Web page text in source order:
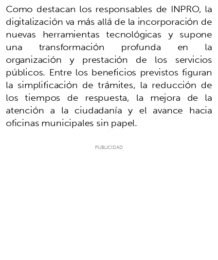
Como destacan los responsables de INPRO, la
digitalización va más allá de la incorporación de
nuevas herramientas tecnológicas y supone
una transformación profunda en la
organización y prestación de los servicios
públicos. Entre los beneficios previstos figuran
la simplificación de trámites, la reducción de
los tiempos de respuesta, la mejora de la
atención a la ciudadanía y el avance hacia
oficinas municipales sin papel.